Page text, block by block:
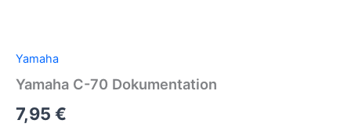
Yamaha
Yamaha C-70 Dokumentation
7,95 €